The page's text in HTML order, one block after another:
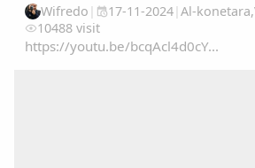
Wifredo | 17-11-2024| Al-konetara,
10488 visit
https://youtu.be/bcqAcl4d0cY...